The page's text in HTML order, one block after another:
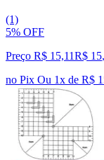
(1)
5% OFF
Preço R$ 15,11R$ 15,
no Pix Ou 1x de R$